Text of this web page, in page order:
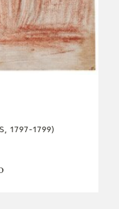
1797-1799)